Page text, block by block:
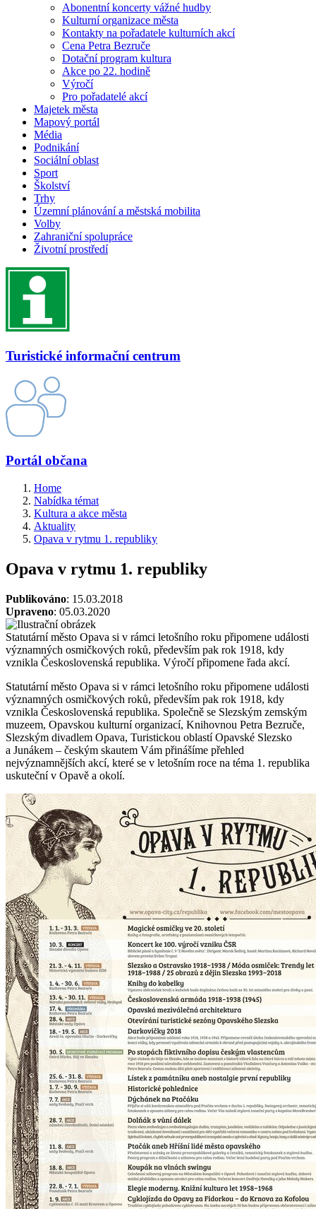
Abonentní koncerty vážné hudby
Kulturní organizace města
Kontakty na pořadatele kulturních akcí
Cena Petra Bezruče
Dotační program kultura
Akce po 22. hodině
Výročí
Pro pořadatelé akcí
Majetek města
Mapový portál
Média
Podnikání
Sociální oblast
Sport
Školství
Trhy
Územní plánování a městská mobilita
Volby
Zahraniční spolupráce
Životní prostředí
Turistické informační centrum
Portál občana
Home
Nabídka témat
Kultura a akce města
Aktuality
Opava v rytmu 1. republiky
Opava v rytmu 1. republiky
Publikováno: 15.03.2018
Upraveno: 05.03.2020
Statutární město Opava si v rámci letošního roku připomene události
významných osmičkových roků, především pak rok 1918, kdy
vznikla Československá republika. Výročí připomene řada akcí.
Statutární město Opava si v rámci letošního roku připomene události
významných osmičkových roků, především pak rok 1918, kdy
vznikla Československá republika. Společně se Slezským zemským
muzeem, Opavskou kulturní organizací, Knihovnou Petra Bezruče,
Slezským divadlem Opava, Turistickou oblastí Opavské Slezsko
a Junákem – českým skautem Vám přinášíme přehled
nejvýznamnějších akcí, které se v letošním roce na téma 1. republika
uskuteční v Opavě a okolí.